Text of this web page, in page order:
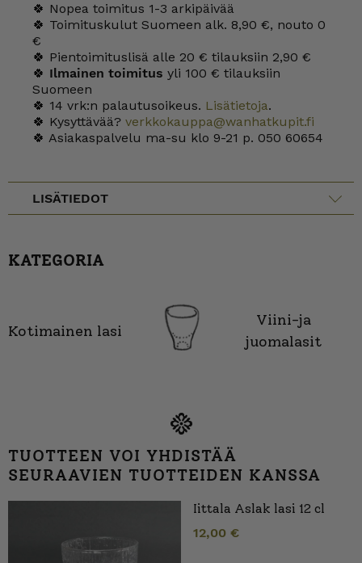
🍀 Nopea toimitus 1-3 arkipäivää
🍀 Toimituskulut Suomeen alk. 8,90 €, nouto 0
€
🍀 Pientoimituslisä alle 20 € tilauksiin 2,90 €
🍀 Ilmainen toimitus yli 100 € tilauksiin
Suomeen
🍀 14 vrk:n palautusoikeus. Lisätietoja.
🍀 Kysyttävää? verkkokauppa@wanhatkupit.fi
🍀 Asiakaspalvelu ma-su klo 9-21 p. 050 60654
LISÄTIEDOT
KATEGORIA
Kotimainen lasi
Viini-ja
juomalasit
TUOTTEEN VOI YHDISTÄÄ
SEURAAVIEN TUOTTEIDEN KANSSA
Iittala Aslak lasi 12 cl
12,00 €